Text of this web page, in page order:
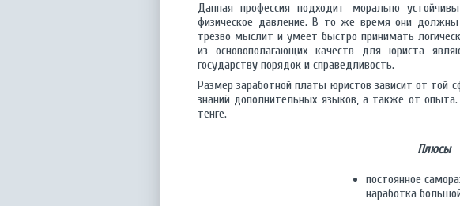
Данная профессия подходит морально
физическое давление. В то же время они
трезво мыслит и умеет быстро принимать
из основополагающих качеств для юриста
государству порядок и справедливость.
Размер заработной платы юристов зависит от той
знаний дополнительных языков, а также от
тенге.
Плюсы
постоянное
наработка